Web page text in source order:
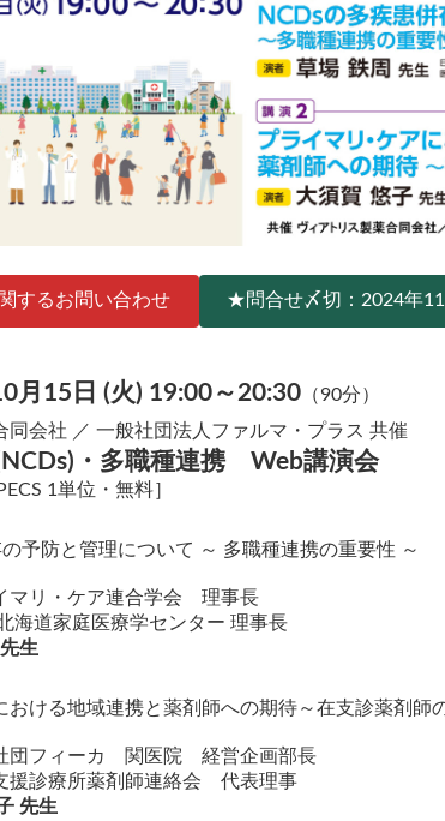
するお問い合わせ ★問合せ〆切：2024年11
月15日 (火) 19:00～20:30 （90分）
同会社 ／ 一般社団法人ファルマ・プラス 共催
・多職種連携 Web講演会
1単位・無料］
予防と管理について ～ 多職種連携の重要性 ～
マリ・ケア連合学会 理事長
家庭医療学センター 理事長
生
おける地域連携と薬剤師への期待～在支診薬剤師
団フィーカ 関医院 経営企画部長
療所薬剤師連絡会 代表理事
先生